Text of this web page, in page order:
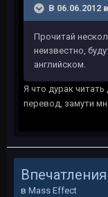
В 06.06.2012
Прочитай
неизвестно,
английском.
Я что дурак читать
перевод, замути
в Mass Effect